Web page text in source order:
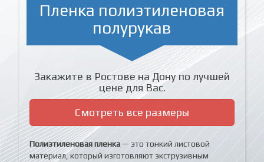
Пленка полиэтиленовая
полурукав
Закажите в Ростове на Дону по лучшей
цене для Вас.
Смотреть все размеры
Полиэтиленовая пленка — это тонкий листовой
материал, который изготовляют экструзивным